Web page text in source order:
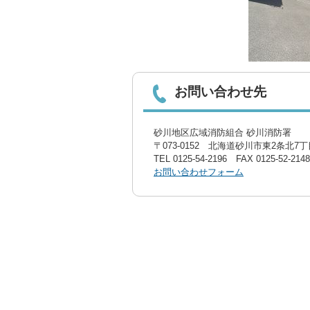
お問い合わせ先
砂川地区広域消防組合 砂川消防署
〒073-0152 北海道砂川市東2条北7丁
TEL 0125-54-2196 FAX 0125-52-2148
お問い合わせフォーム